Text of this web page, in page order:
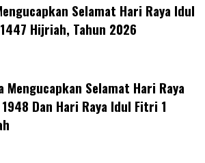
Selamat Hari Raya Idul
Hijriah, Tahun 2026
Mengucapkan Selamat Hari Raya
Dan Hari Raya Idul Fitri 1